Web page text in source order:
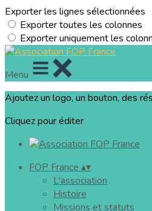
Exporter les lignes sélectionnées
Exporter toutes les colonnes
Exporter uniquement les
Menu
Ajoutez un logo, un bouton, des
Cliquez pour éditer
FOP France ▴▾
L'association
Histoire
Missions et statuts